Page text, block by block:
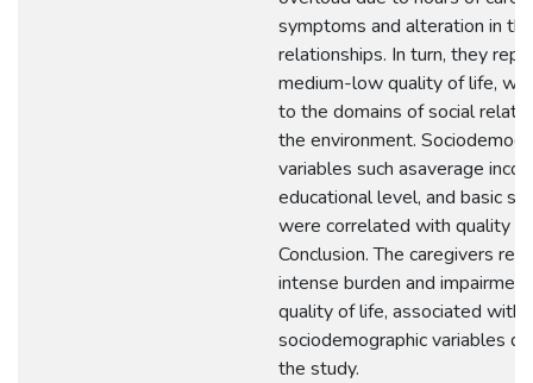
symptoms and alteration in
relationships. In turn, they
medium-low quality of life,
to the domains of social
the environment.
variables such asaverage
educational level, and basic
were correlated with quality
Conclusion. The caregivers
intense burden and
quality of life, associated with
sociodemographic variables
the study.